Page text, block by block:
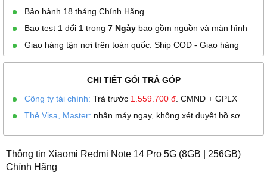
Bảo hành 18 tháng Chính Hãng
Bao test 1 đổi 1 trong 7 Ngày bao gồm nguồn và màn hình
Giao hàng tận nơi trên toàn quốc. Ship COD - Giao hàng
CHI TIẾT GÓI TRẢ GÓP
Công ty tài chính: Trả trước 1.559.700 đ . CMND + GPLX
Thẻ Visa, Master: nhận máy ngay, không xét duyệt hồ sơ
Thông tin Xiaomi Redmi Note 14 Pro 5G (8GB | 256GB)
Chính Hãng